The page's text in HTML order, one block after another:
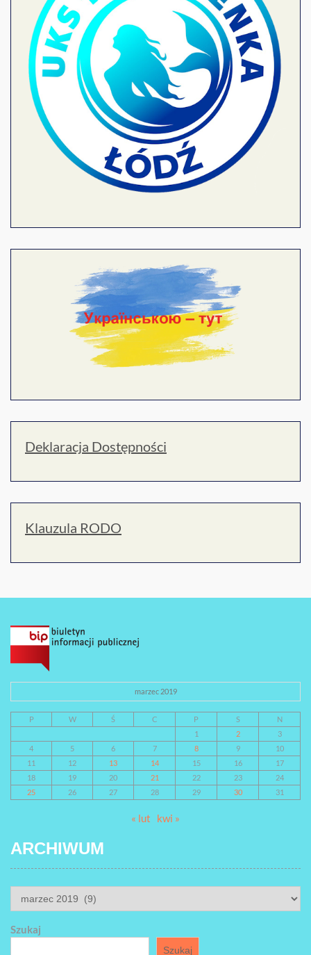
Deklaracja Dostępności
Klauzula RODO
marzec 2019
P W Ś C P S
N
1
2
3
4
5 6 7 8 9
10
11
12 13 14 15 16
17
18
19 20 21 22 23
24
25
26 27 28 29 30 31
« lut kwi »
ARCHIWUM
ARCHIWUM
Szukaj
Szukaj